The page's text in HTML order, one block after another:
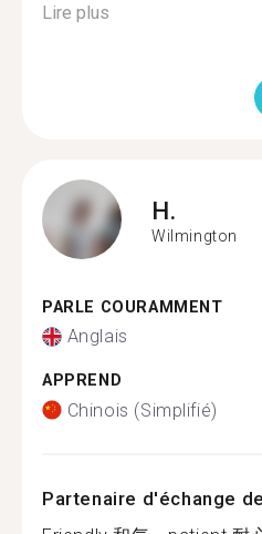
Lire plus
H.
Wilmington
PARLE COURAMMENT
Anglais
APPREND
Chinois (Simplifié)
Partenaire d'échange